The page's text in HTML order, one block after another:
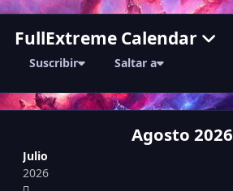
FullExtreme Calendar
Suscribir Saltar a
Julio
2026
Agosto 2026